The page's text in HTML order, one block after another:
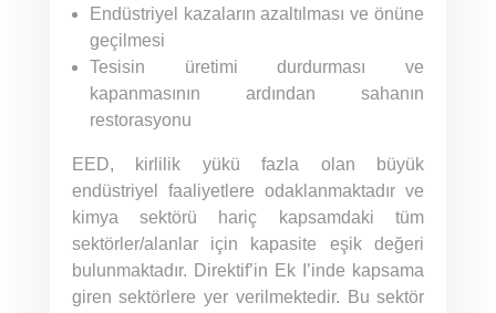
Endüstriyel kazaların azaltılması ve önüne
geçilmesi
Tesisin üretimi durdurması ve
kapanmasının ardından sahanın
restorasyonu
EED, kirlilik yükü fazla olan büyük
endüstriyel faaliyetlere odaklanmaktadır ve
kimya sektörü hariç kapsamdaki tüm
sektörler/alanlar için kapasite eşik değeri
bulunmaktadır. Direktif’in Ek I’inde kapsama
giren sektörlere yer verilmektedir. Bu sektör